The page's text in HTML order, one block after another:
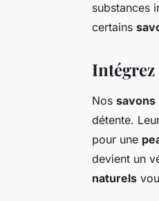
substances
certains
Nos savons
détente.
pour une
devient un
naturels